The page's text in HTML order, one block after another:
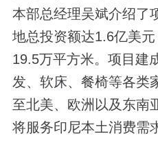
本部总经理吴斌介绍了
地总投资额达1.6亿美
19.5万平方米。项目建
发、软床、餐椅等各类
至北美、欧洲以及东南
将服务印尼本土消费需